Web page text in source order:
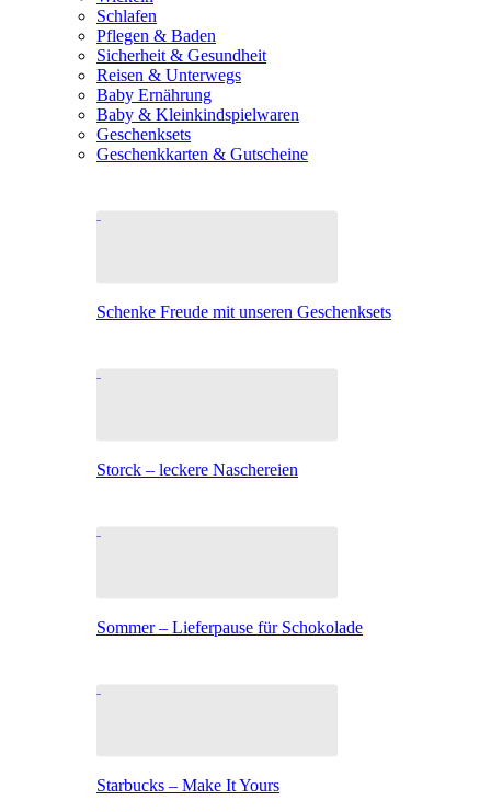
Schlafen
Pflegen & Baden
Sicherheit & Gesundheit
Reisen & Unterwegs
Baby Ernährung
Baby & Kleinkindspielwaren
Geschenksets
Geschenkkarten & Gutscheine
Schenke Freude mit unseren Geschenksets
Storck – leckere Naschereien
Sommer – Lieferpause für Schokolade
Starbucks – Make It Yours